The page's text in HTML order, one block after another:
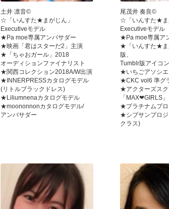
土井 凛音©
☆「いんすた★まがじん」
Executiveモデル
★Pa moe専属アンバサダー
★映画「君はスターだ2」主演
★「ちゃおガール」2018
オーディションファイナリスト
★関西コレクション2018A/W出演
★INNERPRESSカタログモデル
(リトルブラックドレス)
★Liliumnenaカタログモデル
★moononnonカタログモデル/
アンバサダー
尾茂井 奏良©
☆「いんすた★ま
Executiveモデル
★Pa moe専属ア
★「いんすた★ま
版、
Tumblr版アイコ
★いちごアソシ
★CKC vol6 準グ
★アクターズスク
「MAX❤GIRLS
★プラチナムプ
★シブサンプロ
クラス)